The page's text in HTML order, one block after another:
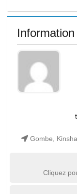
Gombe,
Cliquez